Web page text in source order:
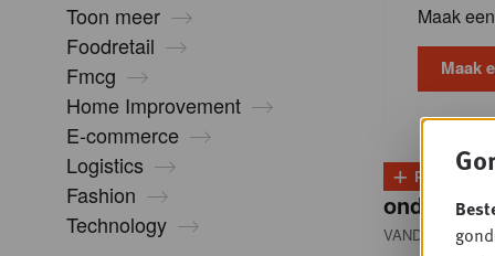
Toon meer
Foodretail
Fmcg
Home Improvement
E-commerce
Logistics
Fashion
Technology
Maak
Maak
+ PLUS
onder
VANDAAG 13:00